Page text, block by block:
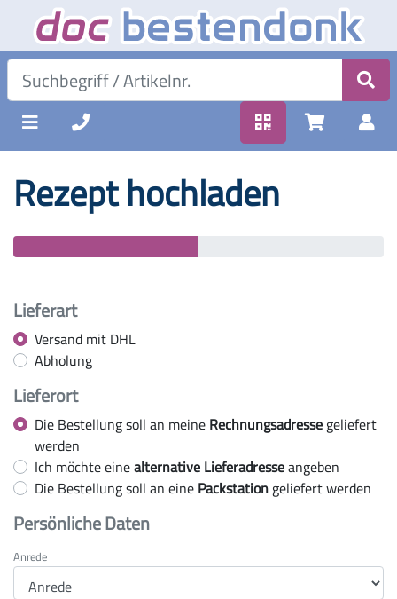
Rezept hochladen
Lieferart
Versand mit DHL
Abholung
Lieferort
Die Bestellung soll an meineRechnungsadressegeliefert
werden
Ich möchte einealternative Lieferadresseangeben
Die Bestellung soll an einePackstationgeliefert werden
Persönliche Daten
Anrede